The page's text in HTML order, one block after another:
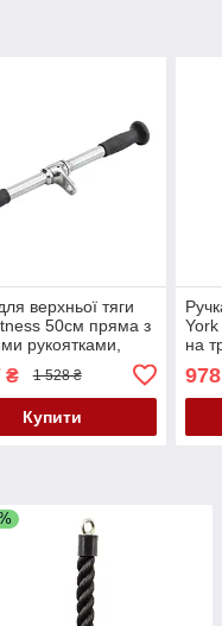
верхньої тяги
50см пряма з
рукоятками,
₴ 1 528 ₴
Купити
на
978